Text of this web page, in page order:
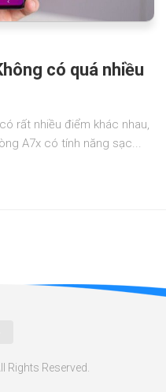
có quá nhiều
rất nhiều điểm khác nhau,
A7x có tính năng sạc...
Rights Reserved.